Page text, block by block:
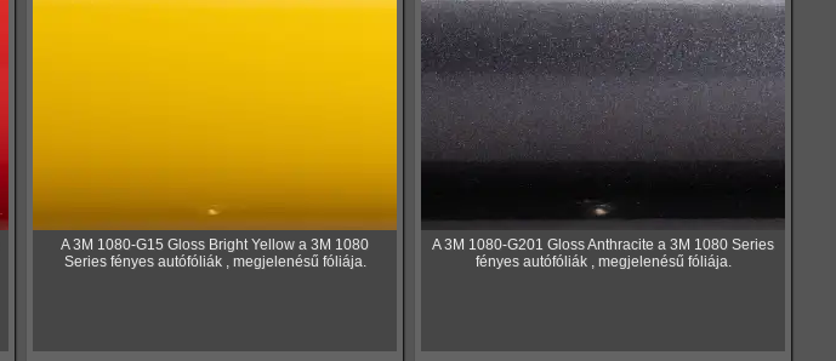
A 3M 1080-G15 Gloss Bright Yellow a 3M 1080
Series fényes autófóliák , megjelenésű fóliája.
A 3M 1080-G201 Gloss Anthracite a 3M 1080 Series
fényes autófóliák , megjelenésű fóliája.